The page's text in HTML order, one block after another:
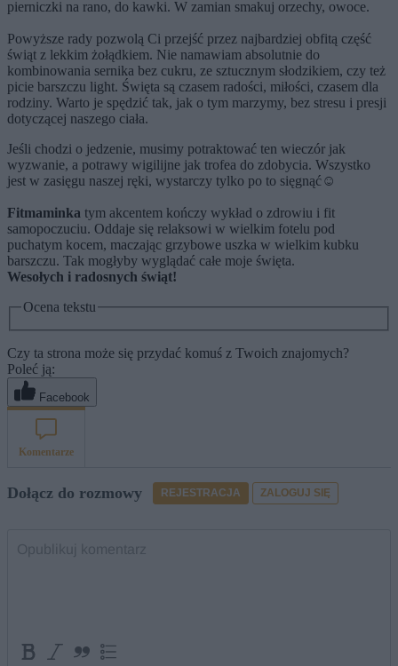
pierniczki na rano, do kawki. W zamian smakuj orzechy, owoce.
Powyższe rady pozwolą Ci przejść przez najbardziej obfitą część
świąt z lekkim żołądkiem. Nie namawiam absolutnie do
kombinowania sernika bez cukru, ze sztucznym słodzikiem, czy też
picie barszczu light. Święta są czasem radości, miłości, czasem dla
rodziny. Warto je spędzić tak, jak o tym marzymy, bez stresu i presji
dotyczącej naszego ciała.
Jeśli chodzi o jedzenie, musimy potraktować ten wieczór jak
wyzwanie, a potrawy wigilijne jak trofea do zdobycia. Wszystko
jest w zasięgu naszej ręki, wystarczy tylko po to sięgnąć☺
Fitmaminka tym akcentem kończy wykład o zdrowiu i fit
samopoczuciu. Oddaje się relaksowi w wielkim fotelu pod
puchatym kocem, maczając grzybowe uszka w wielkim kubku
barszczu. Tak mogłyby wyglądać całe moje święta.
Wesołych i radosnych świąt!
Ocena tekstu
Czy ta strona może się przydać komuś z Twoich znajomych?
Poleć ją:
Facebook